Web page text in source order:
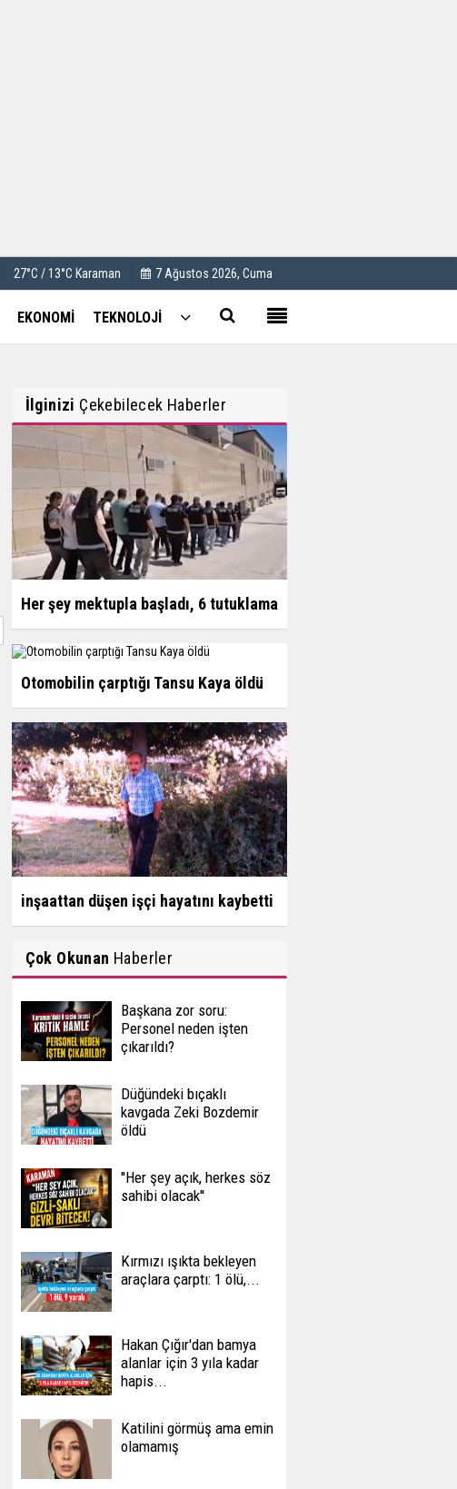
27°C / 13°C Karaman 7 Ağustos 2026, Cuma
EKONOMİ TEKNOLOJİ
İlginizi Çekebilecek Haberler
Her şey mektupla başladı, 6 tutuklama
Otomobilin çarptığı Tansu Kaya öldü
inşaattan düşen işçi hayatını kaybetti
Çok Okunan Haberler
Başkana zor soru:
Personel neden işten
çıkarıldı?
Düğündeki bıçaklı
kavgada Zeki Bozdemir
öldü
''Her şey açık, herkes söz
sahibi olacak''
Kırmızı ışıkta bekleyen
araçlara çarptı: 1 ölü,...
Hakan Çığır'dan bamya
alanlar için 3 yıla kadar
hapis...
Katilini görmüş ama emin
olamamış